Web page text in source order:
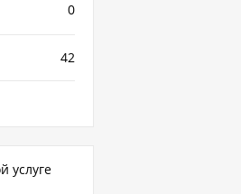
0
42
услуге